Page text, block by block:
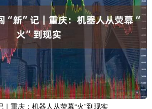
｜重庆：机器人从荧幕“火”到现实